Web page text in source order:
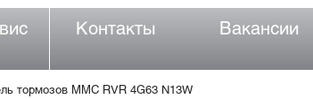
Контакты Вакансии
тормозов MMC RVR 4G63 N13W